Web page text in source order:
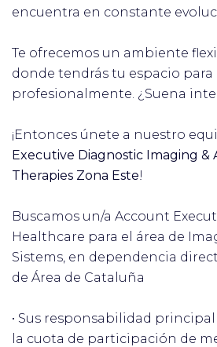
encuentra en constante
Te ofrecemos un ambiente
donde tendrás tu espacio para
profesionalmente. ¿Suena
¡Entonces únete a nuestro
Executive Diagnostic Imaging &
Therapies Zona Este!
Buscamos un/a Account
Healthcare para el área de
Sistems, en dependencia
de Área de Cataluña
• Sus responsabilidad principal
la cuota de participación de